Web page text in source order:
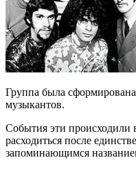
Группа была
музыкантов.
События эти происходили
расходиться после
запоминающимся